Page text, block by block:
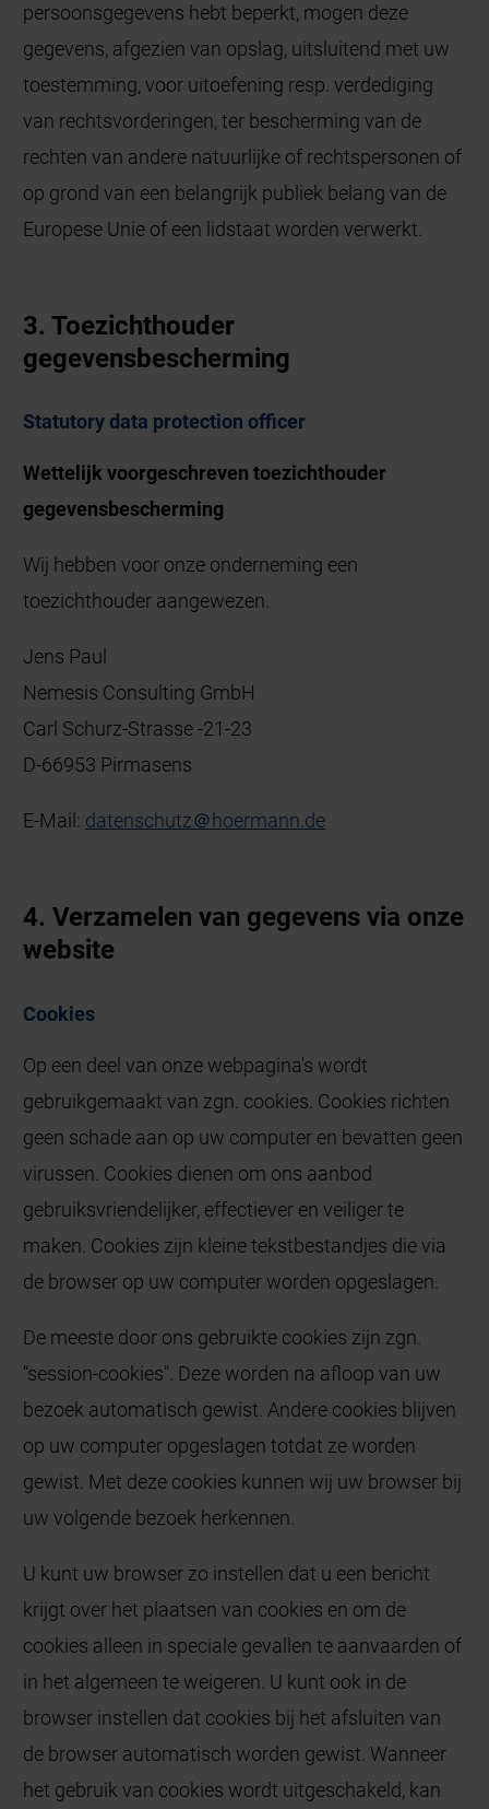
persoonsgegevens hebt beperkt, mogen deze
gegevens, afgezien van opslag, uitsluitend met uw
toestemming, voor uitoefening resp. verdediging
van rechtsvorderingen, ter bescherming van de
rechten van andere natuurlijke of rechtspersonen of
op grond van een belangrijk publiek belang van de
Europese Unie of een lidstaat worden verwerkt.
3. Toezichthouder
gegevensbescherming
Statutory data protection officer
Wettelijk voorgeschreven toezichthouder
gegevensbescherming
Wij hebben voor onze onderneming een
toezichthouder aangewezen.
Jens Paul
Nemesis Consulting GmbH
Carl Schurz-Strasse -21-23
D-66953 Pirmasens
E-Mail: datenschutz＠hoermann.de
4. Verzamelen van gegevens via onze
website
Cookies
Op een deel van onze webpagina's wordt
gebruikgemaakt van zgn. cookies. Cookies richten
geen schade aan op uw computer en bevatten geen
virussen. Cookies dienen om ons aanbod
gebruiksvriendelijker, effectiever en veiliger te
maken. Cookies zijn kleine tekstbestandjes die via
de browser op uw computer worden opgeslagen.
De meeste door ons gebruikte cookies zijn zgn.
“session-cookies". Deze worden na afloop van uw
bezoek automatisch gewist. Andere cookies blijven
op uw computer opgeslagen totdat ze worden
gewist. Met deze cookies kunnen wij uw browser bij
uw volgende bezoek herkennen.
U kunt uw browser zo instellen dat u een bericht
krijgt over het plaatsen van cookies en om de
cookies alleen in speciale gevallen te aanvaarden of
in het algemeen te weigeren. U kunt ook in de
browser instellen dat cookies bij het afsluiten van
de browser automatisch worden gewist. Wanneer
het gebruik van cookies wordt uitgeschakeld, kan